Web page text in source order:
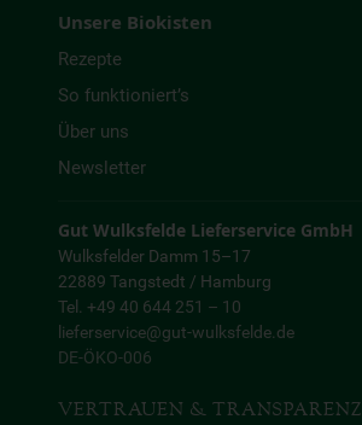
Unsere Biokisten
Rezepte
So funktioniert’s
Über uns
Newsletter
Gut Wulksfelde Lieferservice GmbH
Wulksfelder Damm 15–17
22889 Tangstedt / Hamburg
Tel. +49 40 644 251 – 10
lieferservice@gut-wulksfelde.de
DE-ÖKO-006
VERTRAUEN & TRANSPARENZ